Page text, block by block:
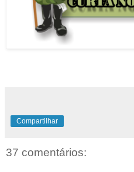
Compartilhar
37 comentários: